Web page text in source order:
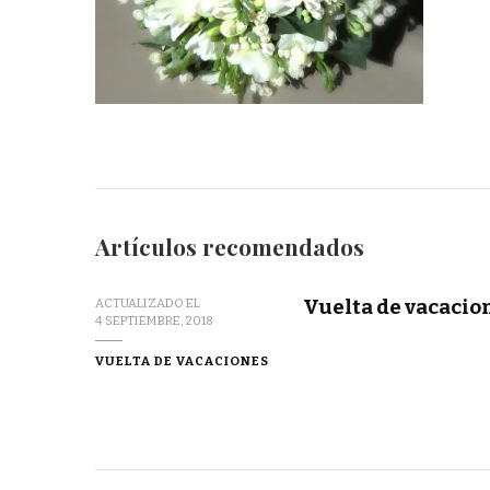
Artículos recomendados
ACTUALIZADO EL
4 SEPTIEMBRE, 2018
VUELTA DE VACACIONES
Vuelta de